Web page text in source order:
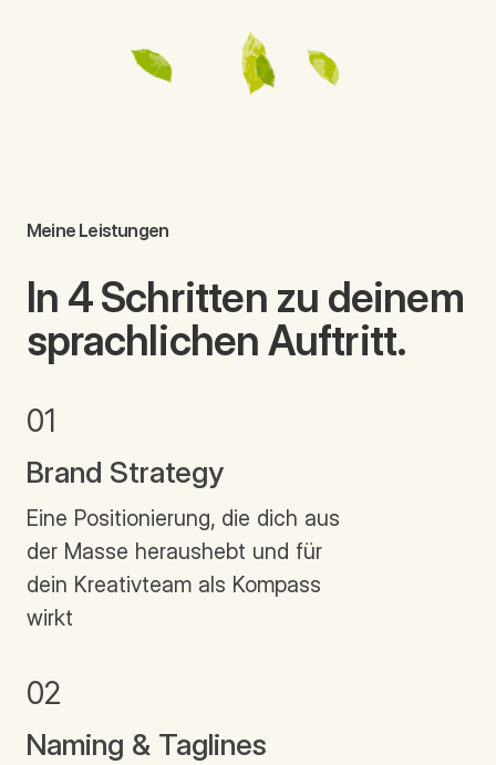
inhaltlicher Auftritt verbessert die Wirkung
deiner Marketingmaßnahmen und erspart
In 4 Schritten zu deinem
sprachlichen Auftritt.
Meine Leistungen
01
Brand Strategy
Eine Positionierung, die dich aus
der Masse heraushebt und für
dein Kreativteam als Kompass
wirkt
02
Naming & Taglines